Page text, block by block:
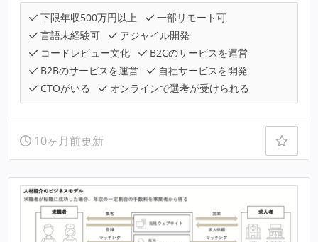
下限年収500万円以上
一部リモート可
言語未経験可
アジャイル開発
コードレビュー文化
B2Cのサービスを運営
B2Bのサービスを運営
自社サービスを開発
CTOがいる
オンラインで選考が受けられる
10ヶ月前更新